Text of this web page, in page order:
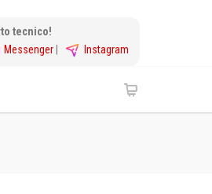
tecnico!
Messenger Instagram